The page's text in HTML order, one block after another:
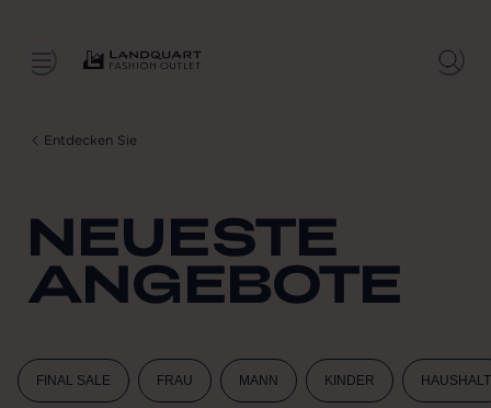
Entdecken Sie
NEUESTE
ANGEBOTE
FINAL SALE FRAU MANN KINDER HAUSHALT